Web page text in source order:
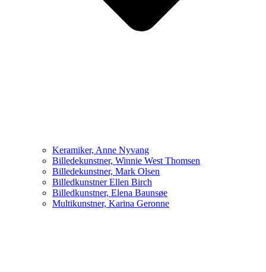
Keramiker, Anne Nyvang
Billedekunstner, Winnie West Thomsen
Billedekunstner, Mark Olsen
Billedkunstner Ellen Birch
Billedkunstner, Elena Baunsøe
Multikunstner, Karina Geronne